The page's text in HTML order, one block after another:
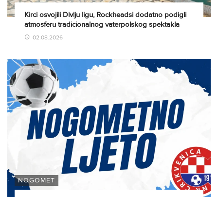
Kirci osvojili Divlju ligu, Rockheadsi dodatno podigli
atmosferu tradicionalnog vaterpolskog spektakla
02.08.2026
NOGOMET